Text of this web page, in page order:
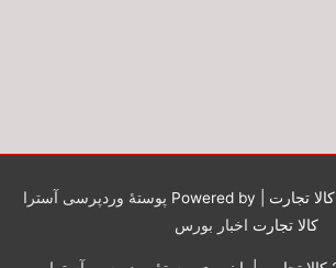
کالا تجارت
پوستهٔ وردپرسی آسترا
کالا تجارت اخبار بورس